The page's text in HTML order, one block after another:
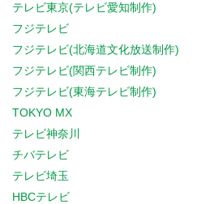
テレビ東京(テレビ愛知制作)
フジテレビ
フジテレビ(北海道文化放送制作)
フジテレビ(関西テレビ制作)
フジテレビ(東海テレビ制作)
TOKYO MX
テレビ神奈川
チバテレビ
テレビ埼玉
HBCテレビ